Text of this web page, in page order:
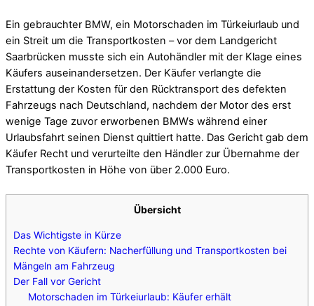
Ein gebrauchter BMW, ein Motorschaden im Türkeiurlaub und
ein Streit um die Transportkosten – vor dem Landgericht
Saarbrücken musste sich ein Autohändler mit der Klage eines
Käufers auseinandersetzen. Der Käufer verlangte die
Erstattung der Kosten für den Rücktransport des defekten
Fahrzeugs nach Deutschland, nachdem der Motor des erst
wenige Tage zuvor erworbenen BMWs während einer
Urlaubsfahrt seinen Dienst quittiert hatte. Das Gericht gab dem
Käufer Recht und verurteilte den Händler zur Übernahme der
Transportkosten in Höhe von über 2.000 Euro.
Übersicht
Das Wichtigste in Kürze
Rechte von Käufern: Nacherfüllung und Transportkosten bei
Mängeln am Fahrzeug
Der Fall vor Gericht
Motorschaden im Türkeiurlaub: Käufer erhält